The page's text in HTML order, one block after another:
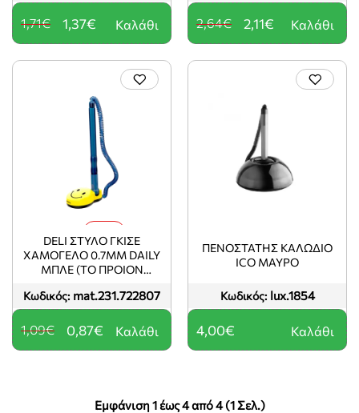
1,37€
1,71€ Καλάθι 2,11€
2,64€ Καλάθι
Κωδικός: mat.231.722807
DELI ΣΤΥΛΟ ΓΚΙΣΕ
ΧΑΜΟΓΕΛΟ 0.7MM DAILY
ΜΠΛΕ (ΤΟ ΠΡΟΙΌΝ
ΜΕΜΟΝΩΜΈΝΑ ΤΕΜΆΧΙΑ
ΤΟΥ ΕΝΌΣ)
0,87€
1,09€ Καλάθι
Κωδικός: lux.1854
ΠΕΝΟΣΤΑΤΗΣ ΚΑΛΩΔΙΟ
ICO ΜΑΥΡΟ
4,00€ Καλάθι
Εμφάνιση 1 έως 4 από 4 (1 Σελ.)